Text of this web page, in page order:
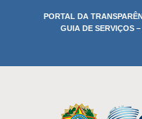
PORTAL DA
GUIA DE SERVIÇOS